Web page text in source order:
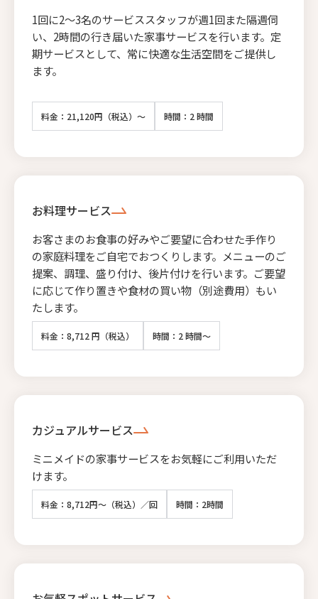
1回に2〜3名のサービススタッフが週1回また隔週伺
い、2時間の行き届いた家事サービスを行います。定
期サービスとして、常に快適な生活空間をご提供し
ます。
料金：21,120円（税込）～ 時間：2 時間
お料理サービス
お客さまのお食事の好みやご要望に合わせた手作り
の家庭料理をご自宅でおつくりします。メニューのご
提案、調理、盛り付け、後片付けを行います。ご要望
に応じて作り置きや食材の買い物（別途費用）もい
たします。
料金：8,712 円（税込） 時間：2 時間～
カジュアルサービス
ミニメイドの家事サービスをお気軽にご利用いただ
けます。
料金：8,712円～（税込）／回 時間：2時間